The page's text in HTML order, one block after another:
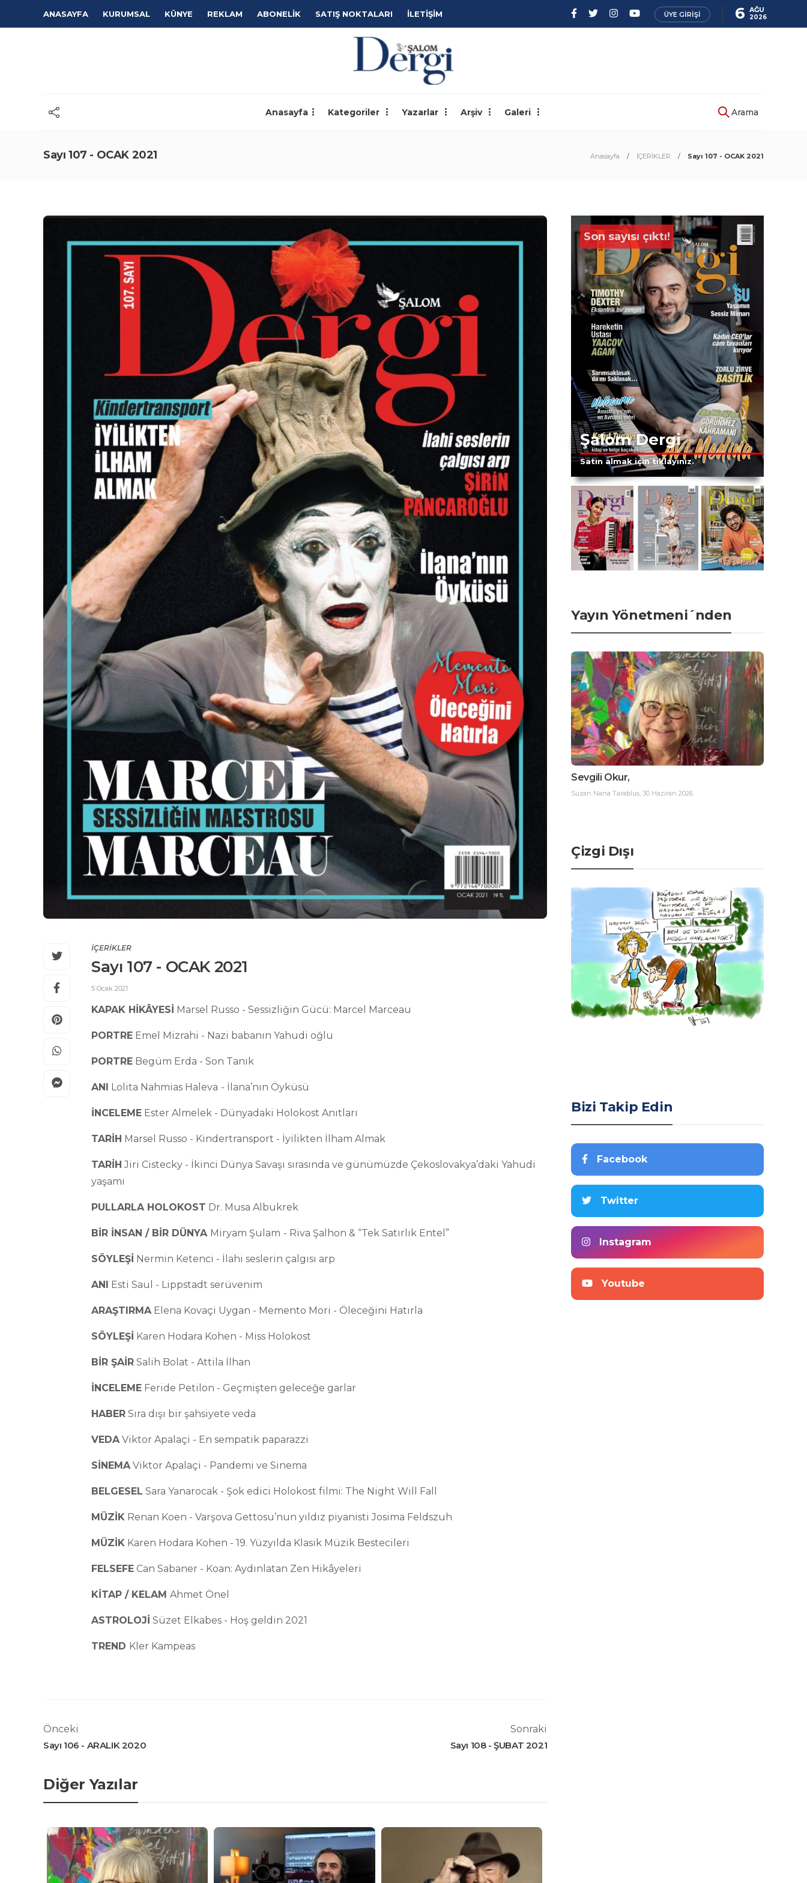
ANASAYFA KURUMSAL KÜNYE REKLAM ABONELİK SATIŞ NOKTALARI İLETİŞİM ÜYE GIRIŞI 6 AĞU
2026
Anasayfa Kategoriler Yazarlar Arşiv Galeri Arama
Sayı 107 - OCAK 2021 Anasayfa İÇERİKLER Sayı 107 - OCAK 2021
İÇERİKLER
Sayı 107 - OCAK 2021
5 Ocak 2021
KAPAK HİKÂYESİ Marsel Russo - Sessizliğin Gücü: Marcel Marceau
PORTRE Emel Mizrahi - Nazi babanın Yahudi oğlu
PORTRE Begüm Erda - Son Tanık
ANI Lolita Nahmias Haleva - İlana’nın Öyküsü
İNCELEME Ester Almelek - Dünyadaki Holokost Anıtları
TARİH Marsel Russo - Kindertransport - İyilikten İlham Almak
TARİH Jiri Cistecky - İkinci Dünya Savaşı sırasında ve günümüzde Çekoslovakya’daki Yahudi
yaşamı
PULLARLA HOLOKOST Dr. Musa Albukrek
BİR İNSAN / BİR DÜNYA Miryam Şulam - Riva Şalhon & “Tek Satırlık Entel”
SÖYLEŞİ Nermin Ketenci - İlahi seslerin çalgısı arp
ANI Esti Saul - Lippstadt serüvenim
ARAŞTIRMAElena Kovaçi Uygan - Memento Mori - Öleceğini Hatırla
SÖYLEŞİ Karen Hodara Kohen - Miss Holokost
BİR ŞAİR Salih Bolat - Attila İlhan
İNCELEME Feride Petilon - Geçmişten geleceğe garlar
HABER Sıra dışı bir şahsiyete veda
VEDAViktor Apalaçi - En sempatik paparazzi
SİNEMAViktor Apalaçi - Pandemi ve Sinema
BELGESEL Sara Yanarocak - Şok edici Holokost filmi: The Night Will Fall
MÜZİK Renan Koen - Varşova Gettosu’nun yıldız piyanisti Josima Feldszuh
MÜZİK Karen Hodara Kohen - 19. Yüzyılda Klasik Müzik Bestecileri
FELSEFE Can Sabaner - Koan: Aydınlatan Zen Hikâyeleri
KİTAP / KELAM Ahmet Önel
ASTROLOJİ Süzet Elkabes - Hoş geldin 2021
TREND Kler Kampeas
Önceki
Sayı 106 - ARALIK 2020
Sonraki
Sayı 108 - ŞUBAT 2021
Diğer Yazılar
Son sayısı çıktı!
Şalom Dergi
Satın almak için tıklayınız.
Yayın Yönetmeni´nden
Sevgili Okur,
Suzan Nana Tarablus, 30 Haziran 2026
Çizgi Dışı
Bizi Takip Edin
Facebook
Twitter
Instagram
Youtube